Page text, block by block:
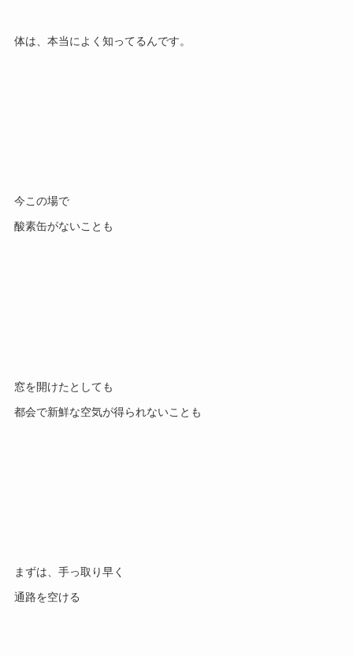
体は、本当によく知ってるんです。
今この場で
酸素缶がないことも
窓を開けたとしても
都会で新鮮な空気が得られないことも
まずは、手っ取り早く
通路を空ける